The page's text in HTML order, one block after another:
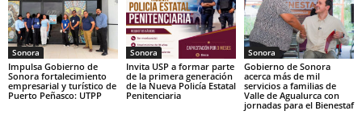
Sonora
Impulsa Gobierno de
Sonora fortalecimiento
empresarial y turístico de
Puerto Peñasco: UTPP
Sonora
Invita USP a formar parte
de la primera generación
de la Nueva Policía Estatal
Penitenciaria
Sonora
Gobierno de Sonora
acerca más de mil
servicios a familias de
Valle de Agualurca con
jornadas para el Bienestaf